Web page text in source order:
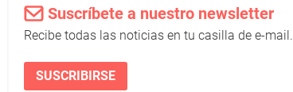
Suscríbete a nuestro newsletter
Recibe todas las noticias en tu casilla de e-mail.
SUSCRIBIRSE